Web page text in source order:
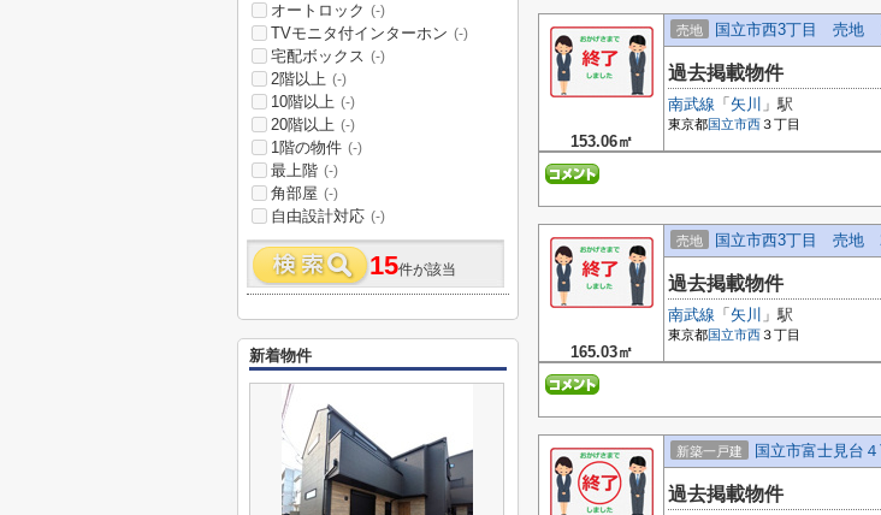
153.06㎡
売地 国立市西3丁目 売地
過去掲載物件
南武線 「 矢川 」駅
東京都国立市西３丁目
165.03㎡
売地 国立市西3丁目 売地
過去掲載物件
南武線 「 矢川 」駅
東京都国立市西３丁目
新築一戸建 国立市富士見台
過去掲載物件
オートロック (-)
TVモニタ付インターホン (-)
宅配ボックス (-)
2階以上 (-)
10階以上 (-)
20階以上 (-)
1階の物件 (-)
最上階 (-)
角部屋 (-)
自由設計対応 (-)
15件が該当
新着物件